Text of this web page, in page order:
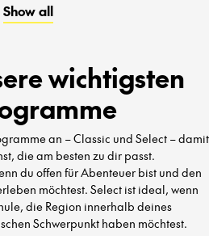
Show all
wichtigsten
an – Classic und Select – damit
die am besten zu dir passt.
du offen für Abenteuer bist und den
möchtest. Select ist ideal, wenn
die Region innerhalb deines
Schwerpunkt haben möchtest.